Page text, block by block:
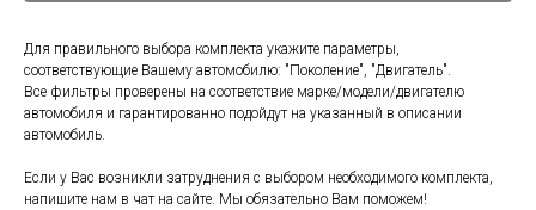
Для правильного выбора комплекта укажите параметры,
соответствующие Вашему автомобилю: "Поколение", "Двигатель".
Все фильтры проверены на соответствие марке/модели/двигателю
автомобиля и гарантированно подойдут на указанный в описании
автомобиль.
Если у Вас возникли затруднения с выбором необходимого комплекта,
напишите нам в чат на сайте. Мы обязательно Вам поможем!